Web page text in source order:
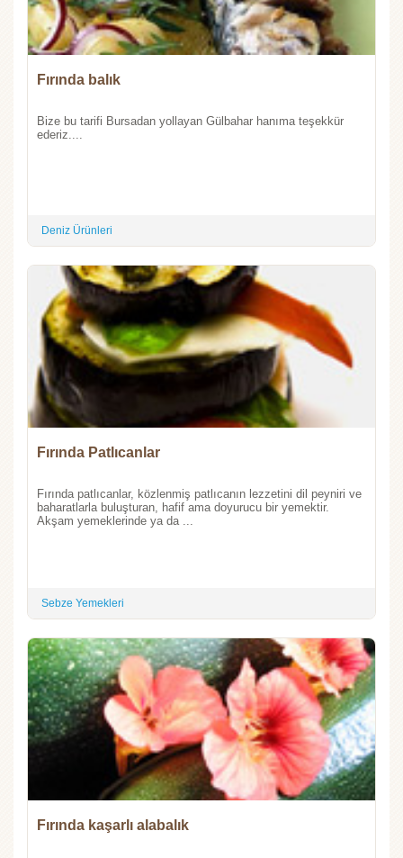
Fırında balık
Bize bu tarifi Bursadan yollayan Gülbahar hanıma teşekkür
ederiz....
Deniz Ürünleri
Fırında Patlıcanlar
Fırında patlıcanlar, közlenmiş patlıcanın lezzetini dil peyniri ve
baharatlarla buluşturan, hafif ama doyurucu bir yemektir.
Akşam yemeklerinde ya da ...
Sebze Yemekleri
Fırında kaşarlı alabalık